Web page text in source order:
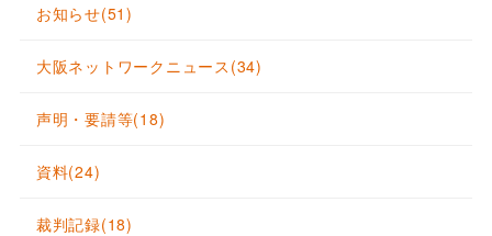
お知らせ(51)
大阪ネットワークニュース (34)
声明・要請等(18)
資料(24)
裁判記録(18)